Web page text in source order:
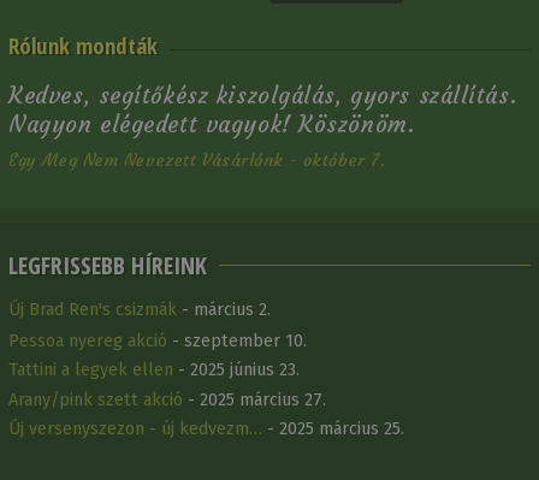
Rólunk mondták
Kedves, segítőkész kiszolgálás, gyors szállítás.
Nagyon elégedett vagyok! Köszönöm.
Egy Meg Nem Nevezett Vásárlónk - október 7.
LEGFRISSEBB HÍREINK
Új Brad Ren's csizmák - március 2.
Pessoa nyereg akció - szeptember 10.
Tattini a legyek ellen - 2025 június 23.
Arany/pink szett akció - 2025 március 27.
Új versenyszezon - új kedvezm… - 2025 március 25.